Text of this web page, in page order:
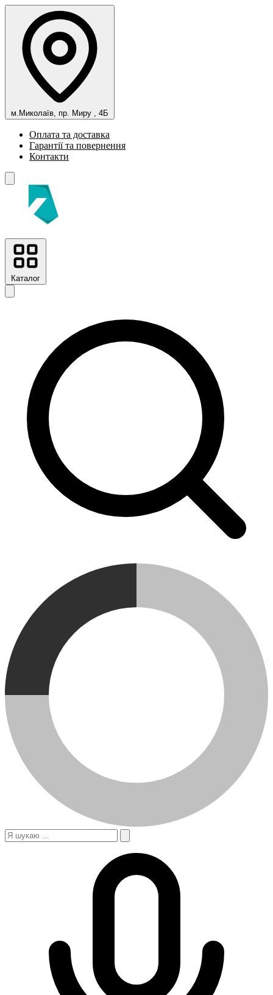
м.Миколаїв, пр. Миру , 4Б
Оплата та доставка
Гарантії та повернення
Контакти
Каталог